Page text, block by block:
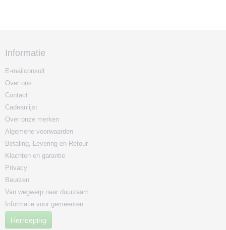
Informatie
E-mailconsult
Over ons
Contact
Cadeaulijst
Over onze merken
Algemene voorwaarden
Betaling, Levering en Retour
Klachten en garantie
Privacy
Beurzen
Van wegwerp naar duurzaam
Informatie voor gemeenten
Herroeping